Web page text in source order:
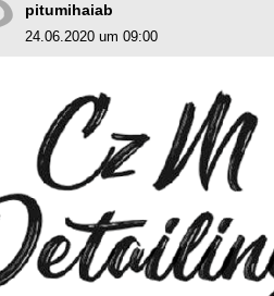
pitumihaiab
24.06.2020 um 09:00